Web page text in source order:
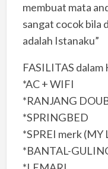
membuat mata
sangat cocok bila
adalah Istanaku”
FASILITAS dalam
*AC + WIFI
*RANJANG
*SPRINGBED
*SPREI merk (MY
*BANTAL-